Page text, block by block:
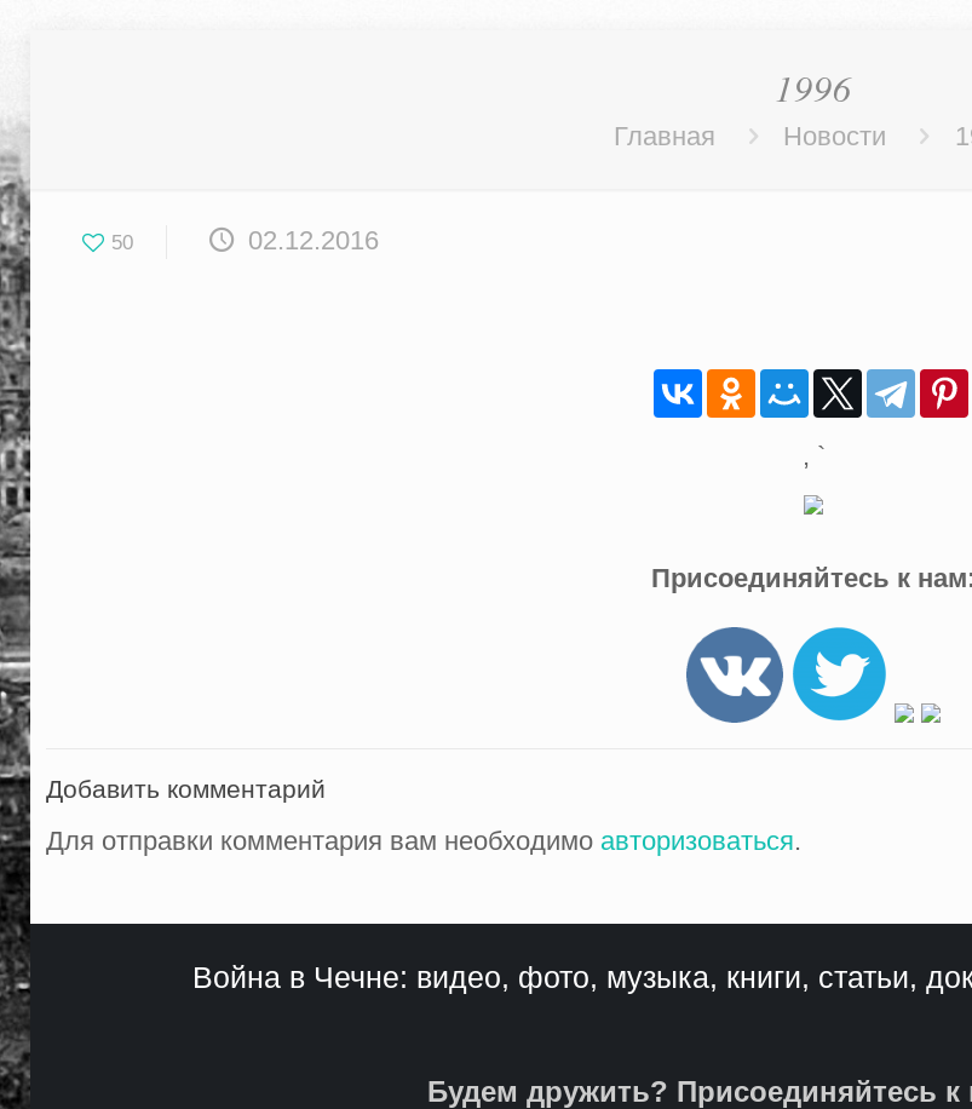
1996
Главная Новости
50 02.12.2016
, `
Присоединяйтесь к
Добавить комментарий
Для отправки комментария вам необходимо авторизоваться.
Война в Чечне: видео, фото, музыка, книги, статьи,
Будем дружить? Присоединяйтесь к